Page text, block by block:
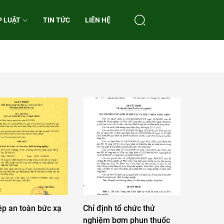
LUẬT TIN TỨC LIÊN HỆ
an toàn bức xạ
Chỉ định tổ chức thử
nghiệm bơm phun thuốc